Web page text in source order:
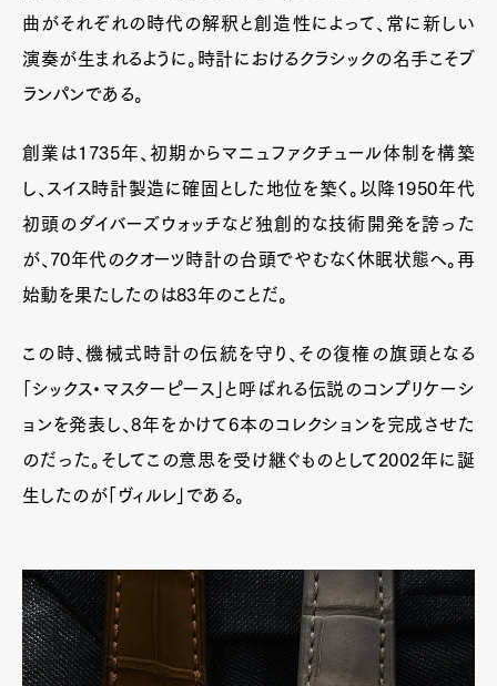
曲がそれぞれの時代の解釈と創造性によって、常に新しい
演奏が生まれるように。時計におけるクラシックの名手こそブ
ランパンである。
創業は1735年、初期からマニュファクチュール体制を構築
し、スイス時計製造に確固とした地位を築く。以降1950年代
初頭のダイバーズウォッチなど独創的な技術開発を誇った
が、70年代のクオーツ時計の台頭でやむなく休眠状態へ。再
始動を果たしたのは83年のことだ。
この時、機械式時計の伝統を守り、その復権の旗頭となる
「シックス・マスターピース」と呼ばれる伝説のコンプリケーシ
ョンを発表し、8年をかけて6本のコレクションを完成させた
のだった。そしてこの意思を受け継ぐものとして2002年に誕
生したのが「ヴィルレ」である。